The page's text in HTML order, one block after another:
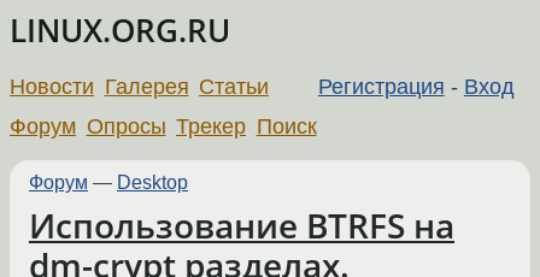
LINUX.ORG.RU
Регистрация - Вход
Новости Галерея Статьи
Форум Опросы Трекер Поиск
Форум — Desktop
Использование BTRFS на
dm-crypt разделах.